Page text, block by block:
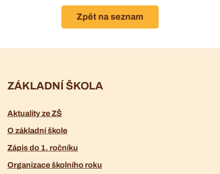
Zpět na seznam
ZÁKLADNÍ ŠKOLA
Aktuality ze ZŠ
O základní škole
Zápis do 1. ročníku
Organizace školního roku